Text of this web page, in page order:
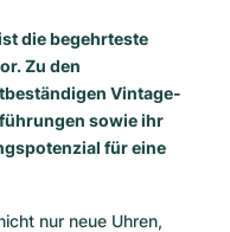
die begehrteste
Zu den
Vintage-
sowie ihr
für eine
nur neue Uhren,